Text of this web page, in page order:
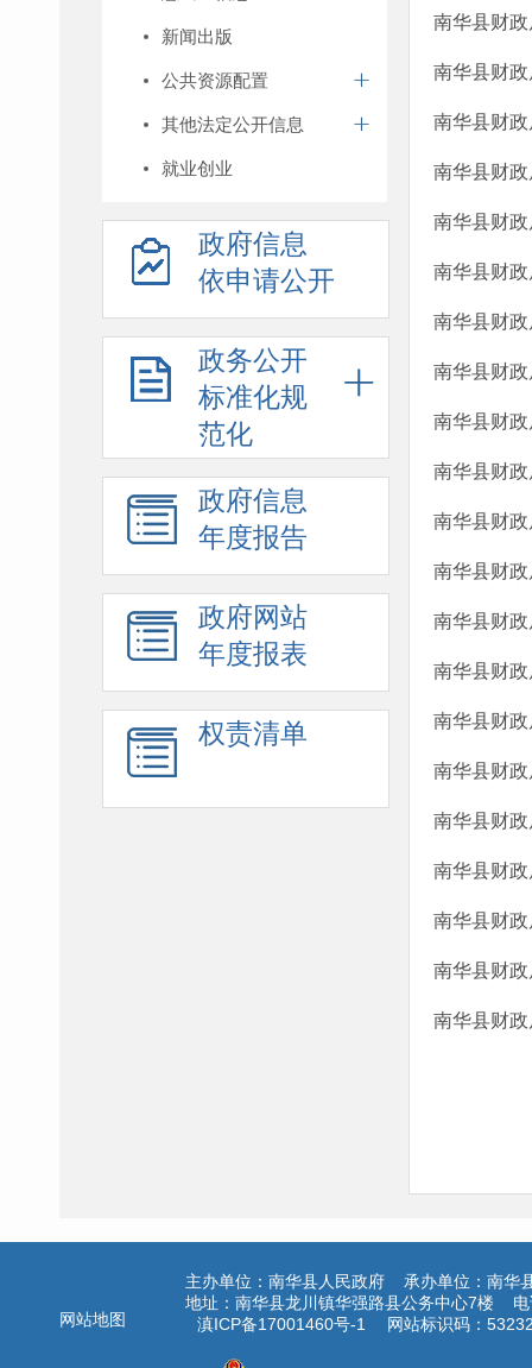
新闻出版
公共资源配置
其他法定公开信息
就业创业
政府信息
依申请公开
政务公开
标准化规
范化
政府信息
年度报告
政府网站
年度报表
权责清单
南华县财
南华县财
南华县财
南华县财
南华县财
南华县财
南华县财
南华县财
南华县财
南华县财
南华县财
南华县财
南华县财
南华县财
南华县财
南华县财
南华县财
南华县财
南华县财
南华县财
南华县财
网站地图
主办单位：南华县人民政府 承办单位：南华
地址：南华县龙川镇华强路县公务中心7楼
滇ICP备17001460号-1
网站标识码：